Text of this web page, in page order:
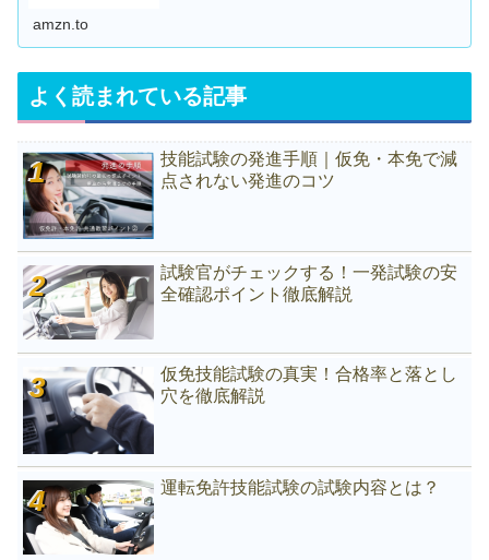
amzn.to
よく読まれている記事
技能試験の発進手順｜仮免・本免で減
点されない発進のコツ
試験官がチェックする！一発試験の安
全確認ポイント徹底解説
仮免技能試験の真実！合格率と落とし
穴を徹底解説
運転免許技能試験の試験内容とは？